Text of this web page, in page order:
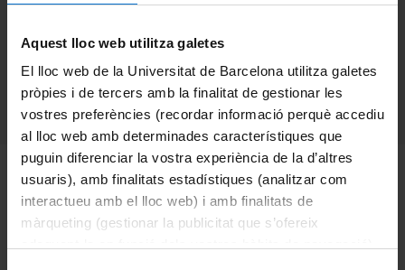
Aquest lloc web utilitza galetes
El lloc web de la Universitat de Barcelona utilitza galetes
pròpies i de tercers amb la finalitat de gestionar les
vostres preferències (recordar informació perquè accediu
al lloc web amb determinades característiques que
puguin diferenciar la vostra experiència de la d’altres
usuaris), amb finalitats estadístiques (analitzar com
interactueu amb el lloc web) i amb finalitats de
màrqueting (gestionar la publicitat que s’ofereix
Categories:Events,News
The4th ELECMI International Workshop, chaired by Prof.
Francesca Peiró (researcher at the IN²UB and the Faculty
of Physics UB), will be an in-person meeting for all
researchers interested in electron and scanning probe